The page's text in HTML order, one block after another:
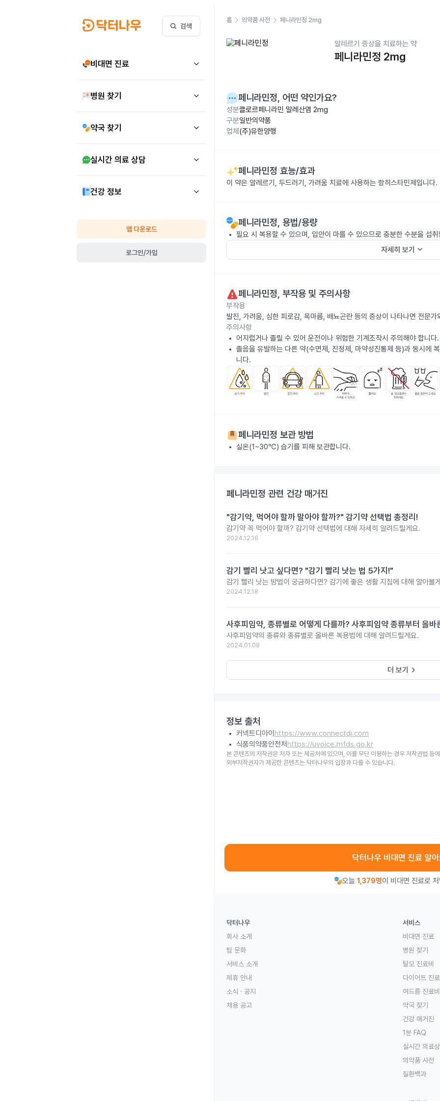
검색
비대면 진료
병원 찾기
약국 찾기
실시간 의료 상담
건강 정보
앱 다운로드
로그인/가입
홈 의약품 사전 페니라민정 2mg
알레르기 증상을 치료하는 약
페니라민정 2mg
페니라민정, 어떤 약인가요?
성분클로르페니라민 말레산염 2mg
구분일반의약품
업체 (주)유한양행
페니라민정 효능/효과
이 약은 알레르기, 두드러기, 가려움 치료에 사용하는 항히스타민제입니다.
페니라민정, 용법/용량
필요 시 복용할 수 있으며, 입안이 마를 수 있으므로 충분한 수분을 섭취
자세히 보기 keyboard_arrow_down
페니라민정, 부작용 및 주의사항
부작용
발진, 가려움, 심한 피로감, 목마름, 배뇨곤란 등의 증상이 나타나면 전문가
주의사항
어지럽거나 졸릴 수 있어 운전이나 위험한 기계조작시 주의해야 합니다.
졸음을 유발하는 다른 약(수면제, 진정제, 마약성진통제 등)과 동시에
니다.
페니라민정 보관 방법
실온(1~30℃) 습기를 피해 보관합니다.
페니라민정 관련 건강 매거진
"감기약, 먹어야 할까 말아야 할까?" 감기약 선택법 총정리!
감기약 꼭 먹어야 할까? 감기약 선택법에 대해 자세히 알려드릴게요.
2024.12.16
감기 빨리 낫고 싶다면? "감기 빨리 낫는 법 5가지!"
감기 빨리 낫는 방법이 궁금하다면? 감기에 좋은 생활 지침에 대해 알아볼
2024.12.18
사후피임약, 종류별로 어떻게 다를까? 사후피임약 종류부터 올바
사후피임약의 종류와 종류별로 올바른 복용법에 대해 알려드릴게요.
2024.01.09
더 보기 keyboard_arrow_right
정보 출처
커넥트디아이 https://www.connectdi.com
식품의약품안전처 https://uvoice.mfds.go.kr
본 콘텐츠의 저작권은 저자 또는 제공처에 있으며, 이를 무단 이용하는 경우 저작권법 등
외부저작권자가 제공한 콘텐츠는 닥터나우의 입장과 다를 수 있습니다.
닥터나우 비대면 진료 알아
오늘 1,379명이 비대면 진료로
닥터나우
회사 소개
팀 문화
서비스 소개
제휴 안내
소식 · 공지
채용 공고
서비스
비대면 진료
병원 찾기
탈모 진료비
다이어트 진료
여드름 진료비
약국 찾기
건강 매거진
1분 FAQ
실시간 의료
의약품 사전
질환백과